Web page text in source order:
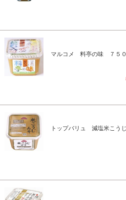
マルコメ 料亭の味 ７５
トップバリュ 減塩米こう